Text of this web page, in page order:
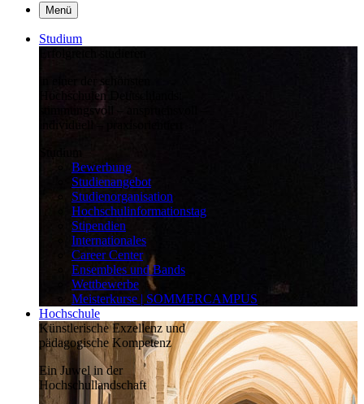
Menü
Studium
in einer der schönsten
Hochschulen Deutschlands:
stimmungsvoll – anspruchsvoll –
individuell – praxisorientiert
Bewerbung
Studienangebot
Studienorganisation
Hochschulinformationstag
Stipendien
Internationales
Career Center
Ensembles und Bands
Wettbewerbe
Meisterkurse | SOMMERCAMPUS
Hochschule
Künstlerische Exzellenz und
pädagogische Kompetenz
Ein Juwel in der
Hochschullandschaft